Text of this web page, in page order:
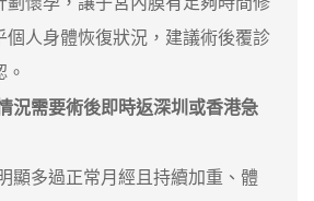
個人身體恢復狀況，建議術後覆診
況需要術後即時返深圳或香港急
顯多過正常月經且持續加重、體